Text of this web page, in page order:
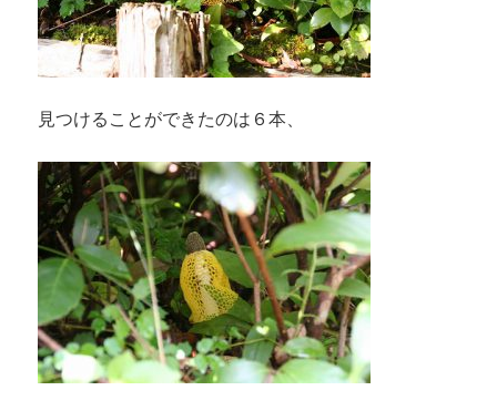
見つけることができたのは６本、